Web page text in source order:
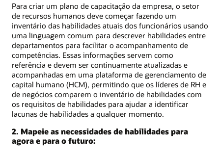
Para criar um plano de capacitação da empresa, o setor
de recursos humanos deve começar fazendo um
inventário das habilidades atuais dos funcionários usando
uma linguagem comum para descrever habilidades entre
departamentos para facilitar o acompanhamento de
competências. Essas informações servem como
referência e devem ser continuamente atualizadas e
acompanhadas em uma plataforma de gerenciamento de
capital humano (HCM), permitindo que os líderes de RH e
de negócios comparem o inventário de habilidades com
os requisitos de habilidades para ajudar a identificar
lacunas de habilidades a qualquer momento.
2. Mapeie as necessidades de habilidades para
agora e para o futuro: